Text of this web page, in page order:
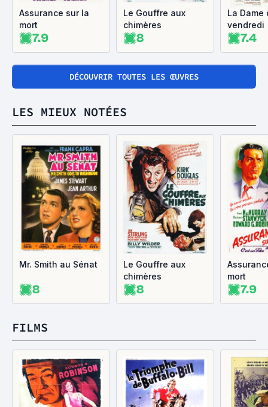
Assurance sur la
mort
7.9
Le Gouffre aux
chimères
8
La Dame
vendredi
7.4
DÉCOUVRIR TOUTES LES ŒUVRES
LES MIEUX NOTÉES
Mr. Smith au Sénat
8
Le Gouffre aux
chimères
8
mort
7.9
FILMS